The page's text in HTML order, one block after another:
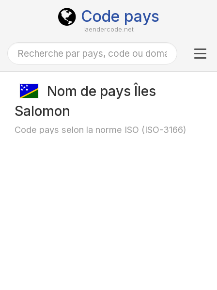
Code pays
laendercode.net
Nom de pays Îles
Salomon
Code pays selon la norme ISO (ISO-3166)